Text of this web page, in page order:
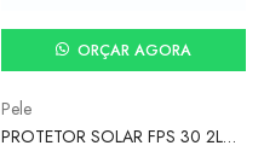
ORÇAR AGORA
Pele
PROTETOR SOLAR FPS 30 2L